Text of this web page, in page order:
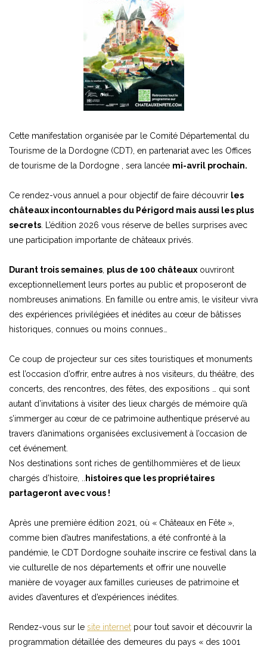
Cette manifestation organisée par le Comité Départemental du
Tourisme de la Dordogne (CDT), en partenariat avec les Offices
de tourisme de la Dordogne , sera lancée mi-avril prochain.
Ce rendez-vous annuel a pour objectif de faire découvrir les
châteaux incontournables du Périgord mais aussi les plus
secrets . L’édition 2026 vous réserve de belles surprises avec
une participation importante de châteaux privés.
Durant trois semaines plus de 100 châteaux ouvriront
exceptionnellement leurs portes au public et proposeront de
nombreuses animations. En famille ou entre amis, le visiteur vivra
des expériences privilégiées et inédites au cœur de bâtisses
historiques, connues ou moins connues…
Ce coup de projecteur sur ces sites touristiques et monuments
est l’occasion d’offrir, entre autres à nos visiteurs, du théâtre, des
concerts, des rencontres, des fêtes, des expositions … qui sont
autant d’invitations à visiter des lieux chargés de mémoire qu’à
s’immerger au cœur de ce patrimoine authentique préservé au
travers d’animations organisées exclusivement à l’occasion de
cet événement.
Nos destinations sont riches de gentilhommières et de lieux
chargés d’histoire, ..
histoires que les propriétaires
partageront avec vous !
Après une première édition 2021, où « Châteaux en Fête »,
comme bien d’autres manifestations, a été confronté à la
pandémie, le CDT Dordogne souhaite inscrire ce festival dans la
vie culturelle de nos départements et offrir une nouvelle
manière de voyager aux familles curieuses de patrimoine et
avides d’aventures et d’expériences inédites.
Rendez-vous sur le site internet pour tout savoir et découvrir la
programmation détaillée des demeures du pays « des 1001